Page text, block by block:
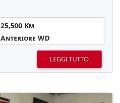
25,500 Km
Anteriore WD
LEGGI TUTTO